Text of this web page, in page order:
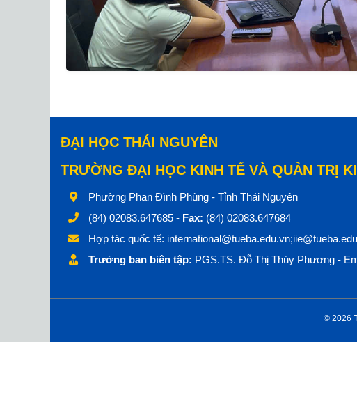
ĐẠI HỌC THÁI NGUYÊN
TRƯỜNG ĐẠI HỌC KINH TẾ VÀ QUẢN TRỊ
Phường Phan Đình Phùng - Tỉnh Thái Nguyên
(84) 02083.647685 - Fax: (84) 02083.647684
Hợp tác quốc tế:
Trưởng ban biên tập: PGS.TS. Đỗ Thị Thúy Phương -
© 2026